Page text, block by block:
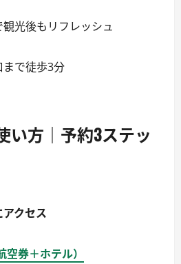
観光後もリフレッシュ
で徒歩3分
い方｜予約3ステッ
クセス
券＋ホテル）